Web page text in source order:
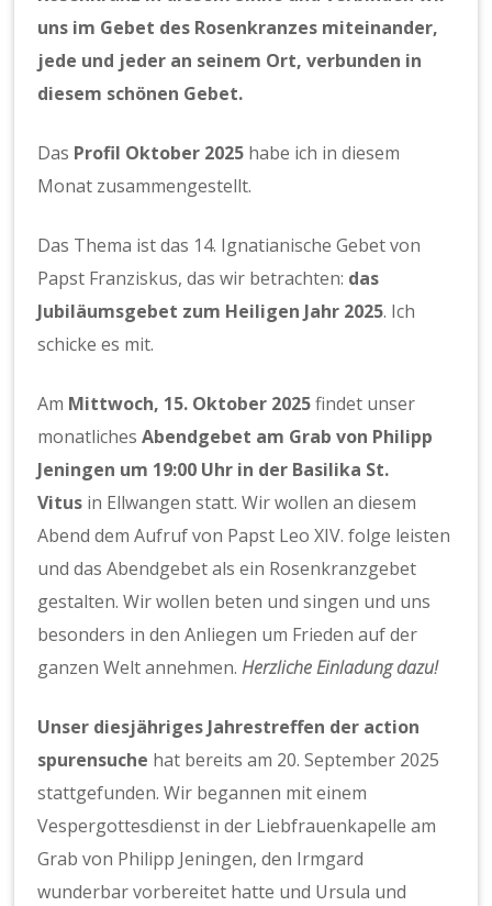
uns im Gebet des Rosenkranzes miteinander,
jede und jeder an seinem Ort, verbunden in
diesem schönen Gebet.
Das Profil Oktober 2025 habe ich in diesem
Monat zusammengestellt.
Das Thema ist das 14. Ignatianische Gebet von
Papst Franziskus, das wir betrachten: das
Jubiläumsgebet zum Heiligen Jahr 2025. Ich
schicke es mit.
Am Mittwoch, 15. Oktober 2025findet unser
monatlichesAbendgebet am Grab von Philipp
Jeningen um 19:00 Uhr in der Basilika St.
Vitus in Ellwangen statt. Wir wollen an diesem
Abend dem Aufruf von Papst Leo XIV. folge leisten
und das Abendgebet als ein Rosenkranzgebet
gestalten. Wir wollen beten und singen und uns
besonders in den Anliegen um Frieden auf der
ganzen Welt annehmen.Herzliche Einladung dazu!
Unser diesjähriges Jahrestreffen der action
spurensuche hat bereits am 20. September 2025
stattgefunden. Wir begannen mit einem
Vespergottesdienst in der Liebfrauenkapelle am
Grab von Philipp Jeningen, den Irmgard
wunderbar vorbereitet hatte und Ursula und